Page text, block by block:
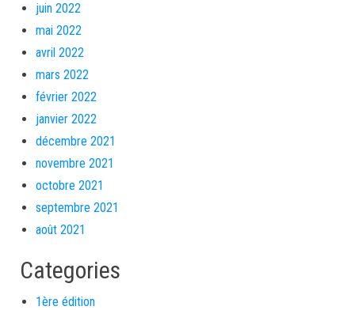
juin 2022
mai 2022
avril 2022
mars 2022
février 2022
janvier 2022
décembre 2021
novembre 2021
octobre 2021
septembre 2021
août 2021
Categories
1ère édition